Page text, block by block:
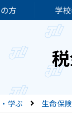
方 学
学ぶ 生命保